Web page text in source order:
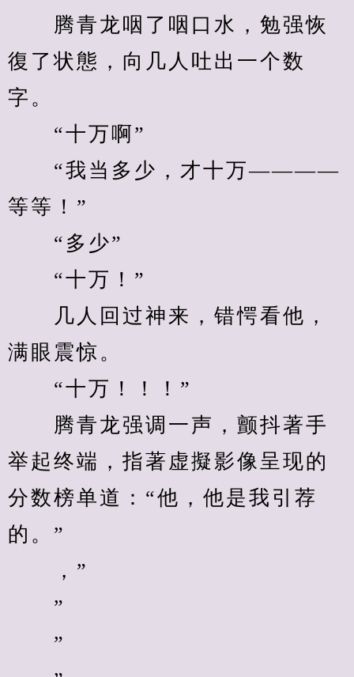
腾青龙咽了咽口水，勉强恢
復了状態，向几人吐出一个数
字。
“十万啊”
“我当多少，才十万————
等等！”
“多少”
“十万！”
几人回过神来，错愕看他，
满眼震惊。
“十万！！！”
腾青龙强调一声，颤抖著手
举起终端，指著虚擬影像呈现的
分数榜单道：“他，他是我引荐
的。”
，”
”
”